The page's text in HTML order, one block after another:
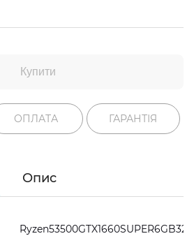
Купити
ОПЛАТА ГАРАНТІЯ
Опис